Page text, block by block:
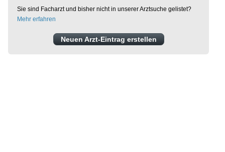
Sie sind Facharzt und bisher nicht in unserer Arztsuche gelistet?
Mehr erfahren
Neuen Arzt-Eintrag erstellen